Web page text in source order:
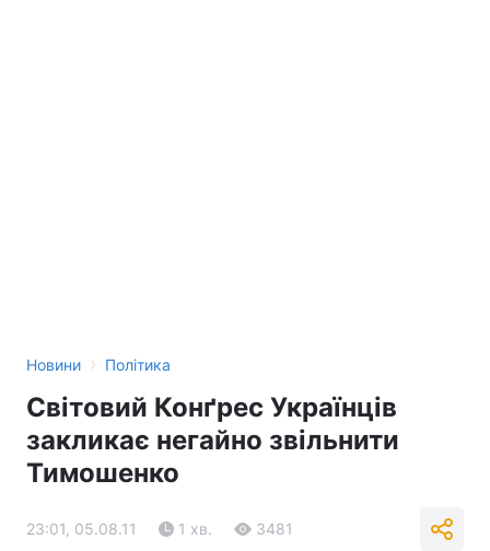
Новини › Політика
Світовий Конґрес Українців
закликає негайно звільнити
Тимошенко
23:01, 05.08.11 1 хв. 3481